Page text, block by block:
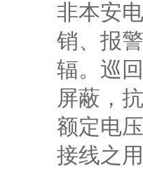
非本安
销、报
辐。巡
屏蔽，
额定电
接线之